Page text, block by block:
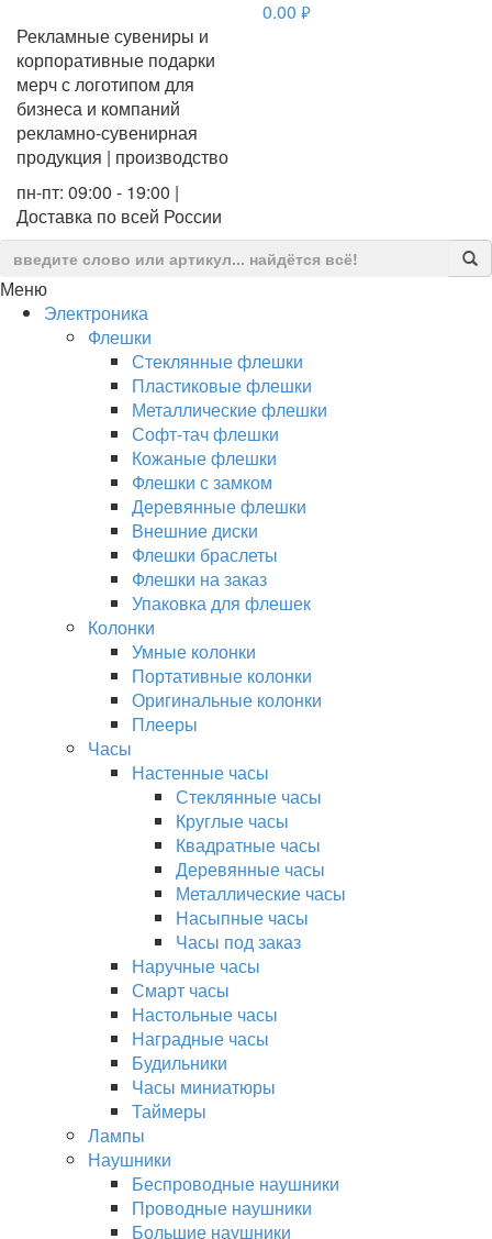
Рекламные сувениры и
корпоративные подарки
мерч с логотипом для
бизнеса и компаний
рекламно-сувенирная
продукция | производство
пн-пт: 09:00 - 19:00 |
Доставка по всей России
0.00 руб.
Меню
Электроника
Флешки
Стеклянные флешки
Пластиковые флешки
Металлические флешки
Софт-тач флешки
Кожаные флешки
Флешки с замком
Деревянные флешки
Внешние диски
Флешки браслеты
Флешки на заказ
Упаковка для флешек
Колонки
Умные колонки
Портативные колонки
Оригинальные колонки
Плееры
Часы
Настенные часы
Стеклянные часы
Круглые часы
Квадратные часы
Деревянные часы
Металлические часы
Насыпные часы
Часы под заказ
Наручные часы
Смарт часы
Настольные часы
Наградные часы
Будильники
Часы миниатюры
Таймеры
Лампы
Наушники
Беспроводные наушники
Проводные наушники
Большие наушники